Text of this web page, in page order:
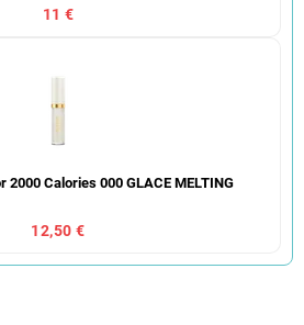
11 €
2000 Calories 000 GLACE MELTING
12,50 €